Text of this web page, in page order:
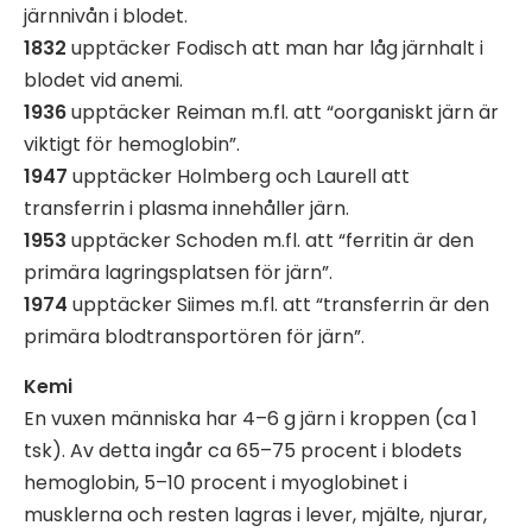
järnnivån i blodet.
1832 upptäcker Fodisch att man har låg järnhalt i
blodet vid anemi.
1936upptäcker Reiman m.fl. att “oorganiskt järn är
viktigt för hemoglobin”.
1947 upptäcker Holmberg och Laurell att
transferrin i plasma innehåller järn.
1953 upptäcker Schoden m.fl. att “ferritin är den
primära lagringsplatsen för järn”.
1974 upptäcker Siimes m.fl. att “transferrin är den
primära blodtransportören för järn”.
Kemi
En vuxen människa har 4–6 g järn i kroppen (ca 1
tsk). Av detta ingår ca 65–75 procent i blodets
hemoglobin, 5–10 procent i myoglobinet i
musklerna och resten lagras i lever, mjälte, njurar,